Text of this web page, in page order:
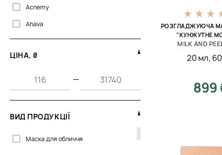
Acnemy
Ahava
Allies of Skin
Babor
Bella Aura
CU Skin
ЦІНА, ₴
—
ВИД ПРОДУКЦІЇ
Маска для обличчя
РОЗГЛАДЖУЮЧА
"КУНЖУТНЕ
MILK AND
20 мл,
899